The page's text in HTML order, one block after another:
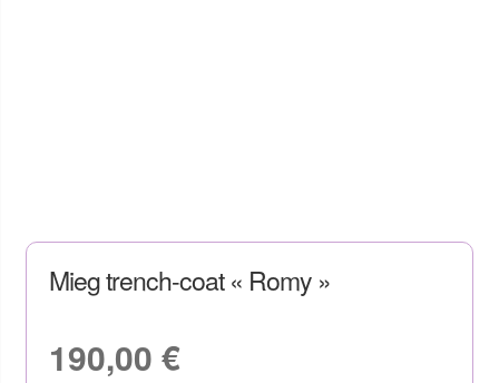
Mieg trench-coat « Romy »
190,00 €